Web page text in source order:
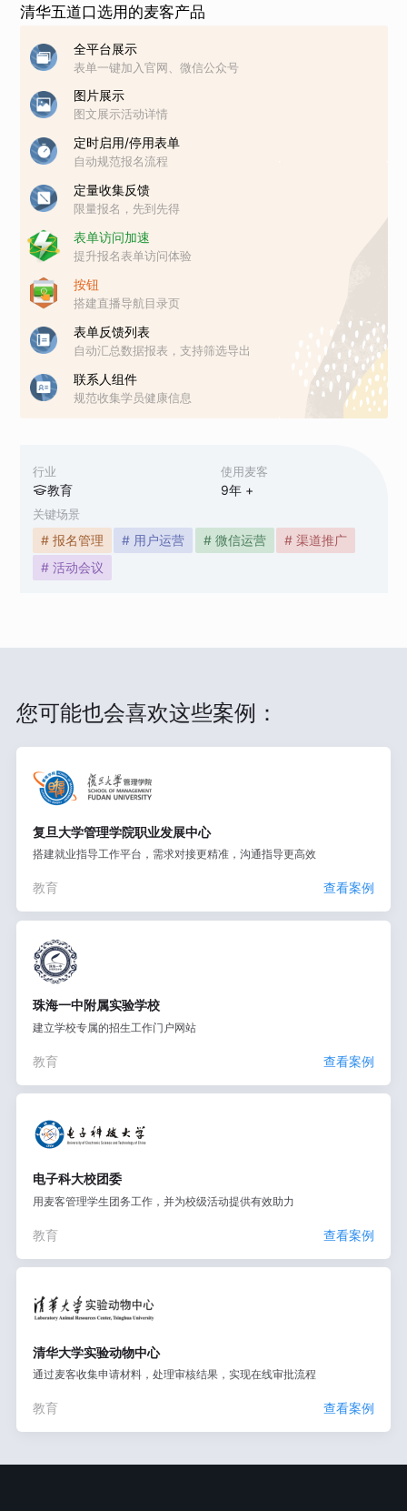
行业
教育
使用麦客
9年 +
关键场景
# 报名管理 # 用户运营 # 微信运营
# 渠道推广
# 活动会议
清华五道口选用的麦客产品
全平台展示
表单一键加入官网、微信公众号
图片展示
图文展示活动详情
定时启用/停用表单
自动规范报名流程
定量收集反馈
限量报名，先到先得
表单访问加速
提升报名表单访问体验
按钮
搭建直播导航目录页
表单反馈列表
自动汇总数据报表，支持筛选导出
联系人组件
规范收集学员健康信息
您可能也会喜欢这些案例：
复旦大学管理学院职业发展中心
搭建就业指导工作平台，需求对接更精准，沟通指导更高效
教育 查看案例
珠海一中附属实验学校
建立学校专属的招生工作门户网站
教育 查看案例
电子科大校团委
用麦客管理学生团务工作，并为校级活动提供有效助力
教育 查看案例
清华大学实验动物中心
通过麦客收集申请材料，处理审核结果，实现在线审批流程
教育 查看案例